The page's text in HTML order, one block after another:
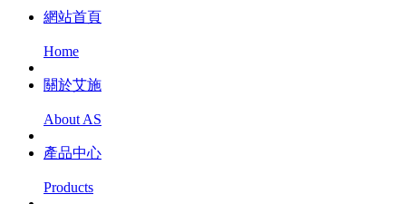
網站首頁
Home
關於艾施
About AS
產品中心
Products